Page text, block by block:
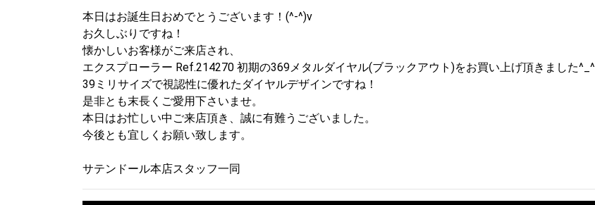
本日はお誕生日おめでとうございます！(^-^)v
お久しぶりですね！
懐かしいお客様がご来店され、
エクスプローラー Ref.214270 初期の369メタルダイヤル(ブラックアウト)をお買い上げ頂きました^_^
39ミリサイズで視認性に優れたダイヤルデザインですね！
是非とも末長くご愛用下さいませ。
本日はお忙しい中ご来店頂き、誠に有難うございました。
今後とも宜しくお願い致します。
サテンドール本店スタッフ一同